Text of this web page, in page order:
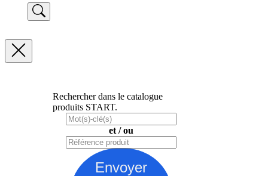
Rechercher dans le catalogue
produits START.
et / ou
Envoyer